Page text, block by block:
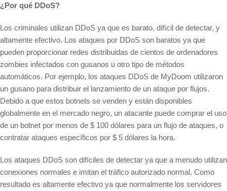
¿Por qué DDoS?
Los criminales utilizan DDoS ya que es barato, difícil de detectar, y
altamente efectivo. Los ataques por DDoS son baratos ya que
pueden proporcionar redes distribuidas de cientos de ordenadores
zombies infectados con gusanos u otro tipo de métodos
automáticos. Por ejemplo, los ataques DDoS de MyDoom utilizaron
un gusano para distribuir el lanzamiento de un ataque por flujos.
Debido a que estos botnets se venden y están disponibles
globalmente en el mercado negro, un atacante puede comprar el uso
de un botnet por menos de $ 100 dólares para un flujo de ataques, o
contratar ataques específicos por $ 5 dólares la hora.
Los ataques DDoS son difíciles de detectar ya que a menudo utilizan
conexiones normales e imitan el tráfico autorizado normal. Como
resultado es altamente efectivo ya que normalmente los servidores